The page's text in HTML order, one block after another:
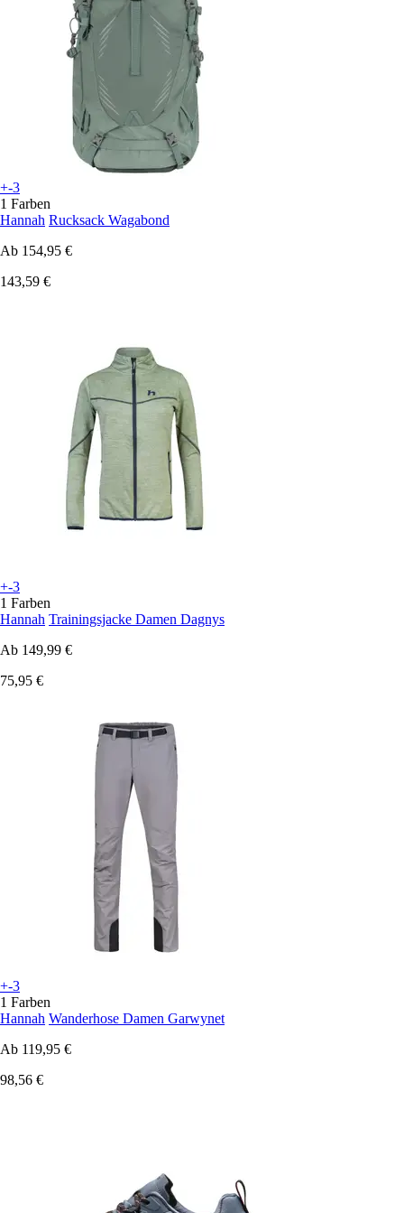
+-3
1 Farben
Hannah Rucksack Wagabond
Ab 154,95 €
143,59 €
+-3
1 Farben
Hannah Trainingsjacke Damen Dagnys
Ab 149,99 €
75,95 €
+-3
1 Farben
Hannah Wanderhose Damen Garwynet
Ab 119,95 €
98,56 €